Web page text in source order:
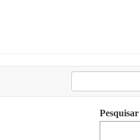
Pesquisar:
Pesquisar